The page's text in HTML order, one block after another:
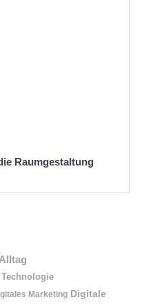
Raumgestaltung
Marketing Digitale